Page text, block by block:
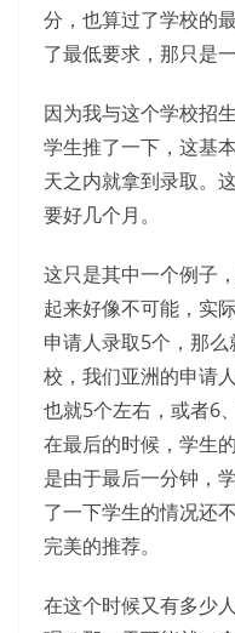
分，也算过了学校的
了最低要求，那只是
因为我与这个学校招
学生推了一下，这基
天之内就拿到录取。
要好几个月。
这只是其中一个例子
起来好像不可能，实
申请人录取5个，那
校，我们亚洲的申请
也就5个左右，或者6
在最后的时候，学生
是由于最后一分钟，
了一下学生的情况还
完美的推荐。
在这个时候又有多少